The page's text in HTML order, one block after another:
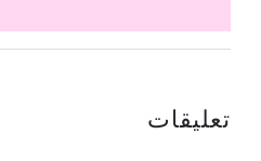
تعليقات